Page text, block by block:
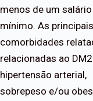
menos de um salário
mínimo. As principais
comorbidades
relacionadas ao
hipertensão arterial,
sobrepeso e/ou